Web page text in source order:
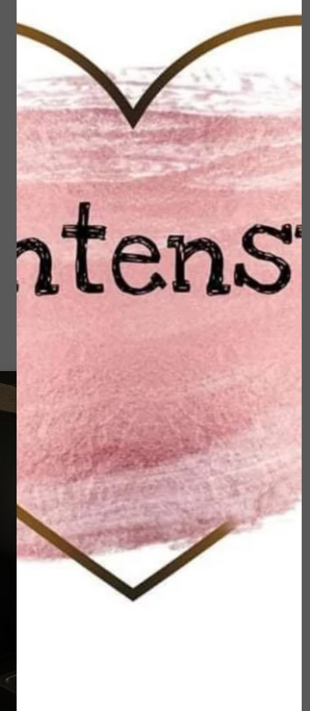
Knip uw teennagels recht en niet te kort. Knip geen
hoekjes af, om ingroeien te voorkomen.
Houd uw voeten soepel, door dagelijks
voetoefeningen te doen.
Koop goed passende (leren) schoenen met
voldoende ruimte voor de tenen.
Laat uw voeten altijd opmeten en draag uw eigen
kousen/sokken bij het passen van schoenen.
Draag kousen/sokken zonder naden en voorkom dat
de kousen/sokken knellen .
Kies voor sokken van natuurlijk, absorberend
materiaal. Denk aan katoen of wol.
Trek elke dag een paar schone sokken aan.
Wissel regelmatig van schoenen.
Laat eelt, likdoorns, kloven en nagelproblemen
behandelen door een pedicure of medisch pedicure
aangesloten bij ProVoet.